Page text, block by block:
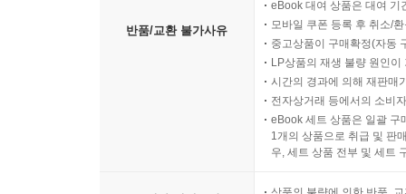
반품/교환 불가사유
eBook 대여 상품은 대여 기
모바일 쿠폰 등록 후 취소/
중고상품이 구매확정(자동
LP상품의 재생 불량 원인
시간의 경과에 의해 재판매
전자상거래 등에서의 소비
eBook 세트 상품은 일괄 구
1개의 상품으로 취급 및 판
우, 세트 상품 전부 및 세트